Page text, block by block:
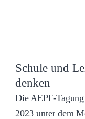
Schule und
denken
Die AEPF-
2023 unter dem